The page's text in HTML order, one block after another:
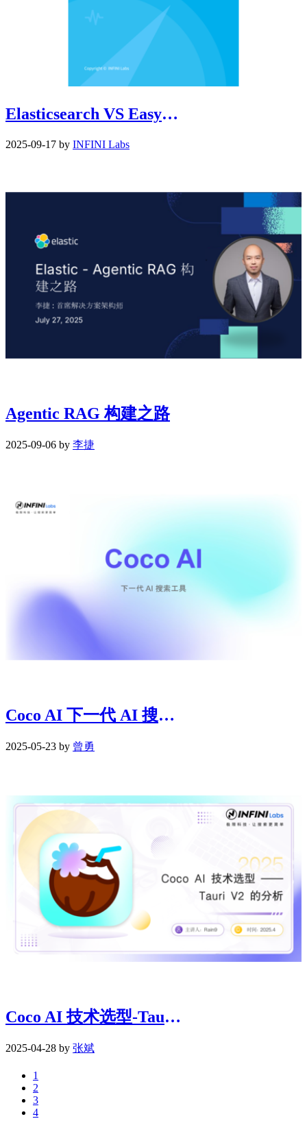
Elasticsearch VS Easysearch 性能测试报告
2025-09-17 by INFINI Labs
Agentic RAG 构建之路
2025-09-06 by 李捷
Coco AI 下一代 AI 搜索工具 | 0523
2025-05-23 by 曾勇
Coco AI 技术选型-Tauri v2 的优劣
2025-04-28 by 张斌
1
2
3
4